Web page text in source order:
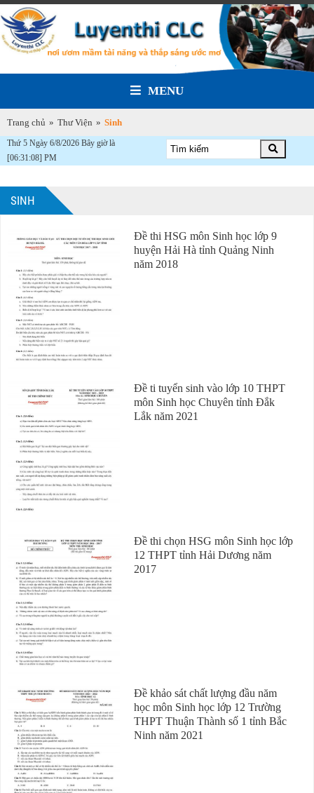
MENU
Trang chủ » Thư Viện » Sinh
Thứ 5 Ngày 6/8/2026 Bây giờ là
[06:31:08] PM
SINH
Đề thi HSG môn Sinh học lớp 9
huyện Hải Hà tỉnh Quảng Ninh
năm 2018
Đề ti tuyển sinh vào lớp 10 THPT
môn Sinh học Chuyên tỉnh Đắk
Lắk năm 2021
Đề thi chọn HSG môn Sinh học lớp
12 THPT tỉnh Hải Dương năm
2017
Đề khảo sát chất lượng đầu năm
học môn Sinh học lớp 12 Trường
THPT Thuận Thành số 1 tỉnh Bắc
Ninh năm 2021